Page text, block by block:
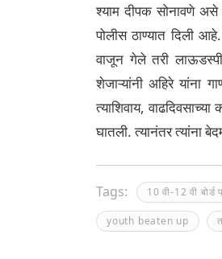
श्याम दीपक सोनावणे असे
पोलीस ठाण्यात दिली आहे.
वाजून गेले तरी
शेजाऱ्यांनी अहिरे यांना
त्याशिवाय,
घातली. त्यानंतर त्यांना
Tags: 10 वी-12 वी बोर्ड
youth beaten up